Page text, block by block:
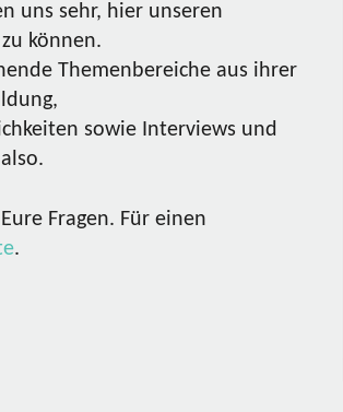
uns sehr, hier unseren
können.
Themenbereiche aus ihrer
sowie Interviews und
Fragen. Für einen
.